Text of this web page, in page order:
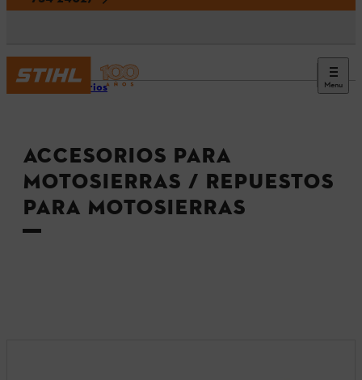
Menu
Accesorios
ACCESORIOS PARA
MOTOSIERRAS / REPUESTOS
PARA MOTOSIERRAS